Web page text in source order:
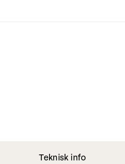
Teknisk info